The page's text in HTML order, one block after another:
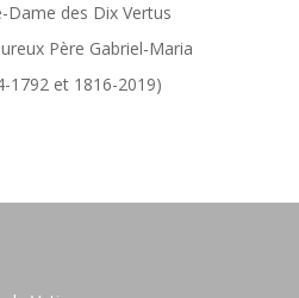
des Dix Vertus
Père Gabriel-Maria
1792 et 1816-2019)